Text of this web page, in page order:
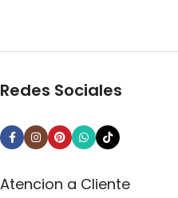
Redes Sociales
Atencion a Cliente